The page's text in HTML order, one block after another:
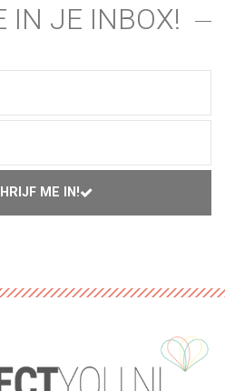
IN JE INBOX!
ME IN!